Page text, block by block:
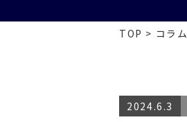
TOP > コラム
2024.6.3